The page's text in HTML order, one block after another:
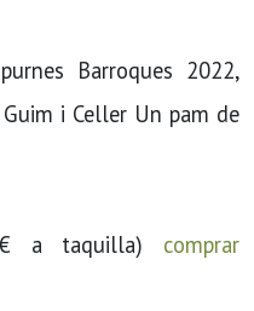
Barroques 2022,
i Celler Un pam de
a taquilla) comprar